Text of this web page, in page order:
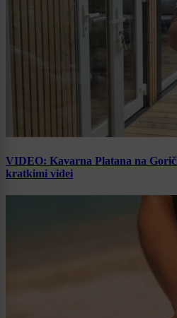
VIDEO: Kavarna Platana na
kratkimi videi